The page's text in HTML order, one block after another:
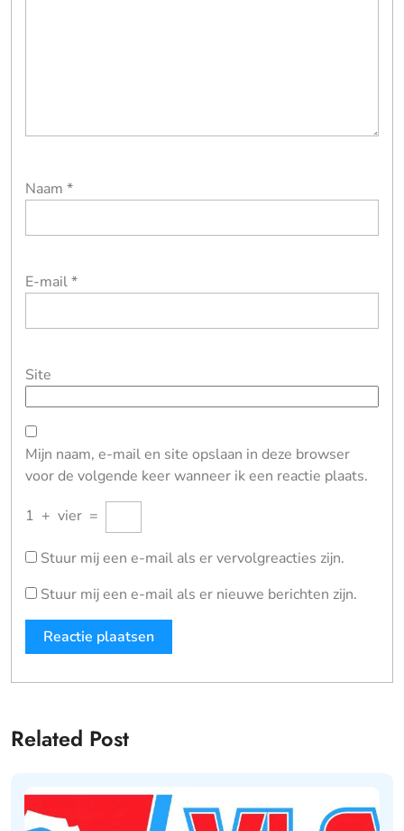
Naam *
E-mail*
Site
Mijn naam, e-mail en site opslaan in deze browser
voor de volgende keer wanneer ik een reactie plaats.
1 + vier =
Stuur mij een e-mail als er vervolgreacties zijn.
Stuur mij een e-mail als er nieuwe berichten zijn.
Related Post